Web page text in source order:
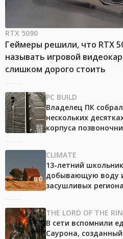
RTX 5090
Геймеры решили, что RTX
называть игровой
слишком дорого стоить
PC BUILD
Владелец ПК
нескольких
корпуса
CLIMATE
13-летний
добывающую воду
засушливых
THE LORD OF THE
В сети вспомнили
Саурона,